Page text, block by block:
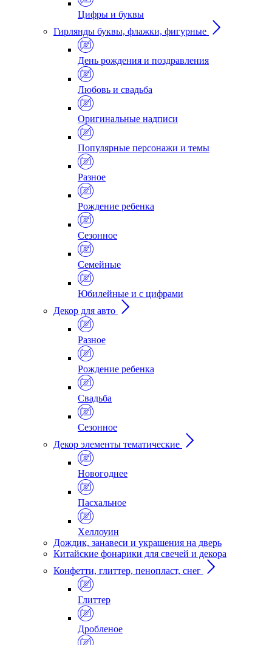
Цифры и буквы
Гирлянды буквы, флажки, фигурные
День рождения и поздравления
Любовь и свадьба
Оригинальные надписи
Популярные персонажи и темы
Разное
Рождение ребенка
Сезонное
Семейные
Юбилейные и с цифрами
Декор для авто
Разное
Рождение ребенка
Свадьба
Сезонное
Декор элементы тематические
Новогоднее
Пасхальное
Хеллоуин
Дождик, занавеси и украшения на дверь
Китайские фонарики для свечей и декора
Конфетти, глиттер, пенопласт, снег
Глиттер
Дробленое